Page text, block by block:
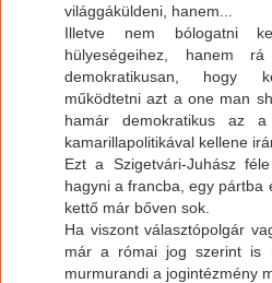
világgáküldeni, hanem...
Illetve nem bólogatni
hülyeségeihez, hanem
demokratikusan, hogy
működtetni azt a one man
hamár demokratikus az
kamarillapolitikával kellene
Ezt a Szigetvári-Juhász
hagyni a francba, egy pártba
kettő már bőven sok.
Ha viszont választópolgár
már a római jog szerint is
murmurandi a jogintézmény